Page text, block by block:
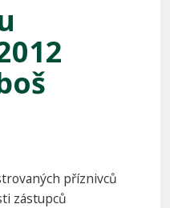
příznivců
zástupců